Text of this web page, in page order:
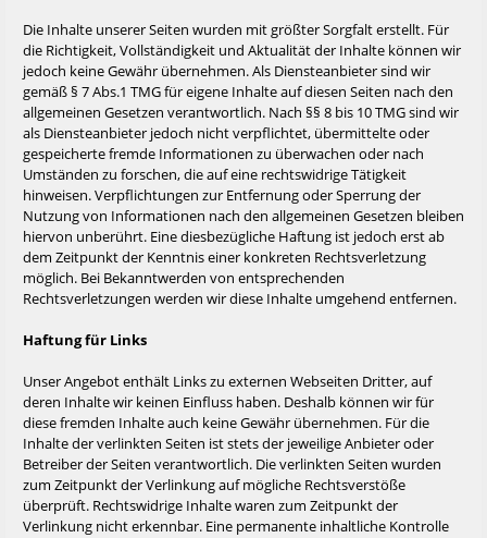
Die Inhalte unserer Seiten wurden mit größter Sorgfalt erstellt. Für
die Richtigkeit, Vollständigkeit und Aktualität der Inhalte können wir
jedoch keine Gewähr übernehmen. Als Diensteanbieter sind wir
gemäß § 7 Abs.1 TMG für eigene Inhalte auf diesen Seiten nach den
allgemeinen Gesetzen verantwortlich. Nach §§ 8 bis 10 TMG sind wir
als Diensteanbieter jedoch nicht verpflichtet, übermittelte oder
gespeicherte fremde Informationen zu überwachen oder nach
Umständen zu forschen, die auf eine rechtswidrige Tätigkeit
hinweisen. Verpflichtungen zur Entfernung oder Sperrung der
Nutzung von Informationen nach den allgemeinen Gesetzen bleiben
hiervon unberührt. Eine diesbezügliche Haftung ist jedoch erst ab
dem Zeitpunkt der Kenntnis einer konkreten Rechtsverletzung
möglich. Bei Bekanntwerden von entsprechenden
Rechtsverletzungen werden wir diese Inhalte umgehend entfernen.
Haftung für Links
Unser Angebot enthält Links zu externen Webseiten Dritter, auf
deren Inhalte wir keinen Einfluss haben. Deshalb können wir für
diese fremden Inhalte auch keine Gewähr übernehmen. Für die
Inhalte der verlinkten Seiten ist stets der jeweilige Anbieter oder
Betreiber der Seiten verantwortlich. Die verlinkten Seiten wurden
zum Zeitpunkt der Verlinkung auf mögliche Rechtsverstöße
überprüft. Rechtswidrige Inhalte waren zum Zeitpunkt der
Verlinkung nicht erkennbar. Eine permanente inhaltliche Kontrolle